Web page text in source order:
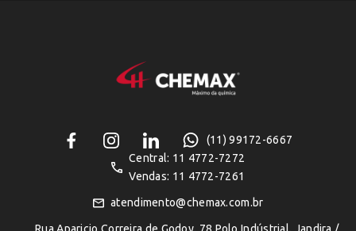
(11) 99172-6667
Central: 11 4772-7272
Vendas: 11 4772-7261
atendimento@chemax.com.br